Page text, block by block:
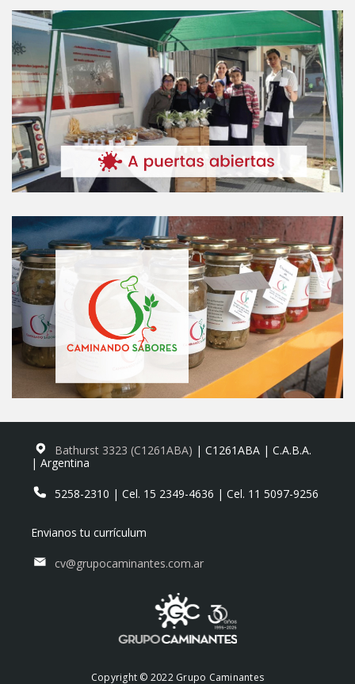
Bathurst 3323 (C1261ABA) | C1261ABA | C.A.B.A.
| Argentina
5258-2310 | Cel. 15 2349-4636 | Cel. 11 5097-9256
Envianos tu currículum
cv@grupocaminantes.com.ar
Copyright © 2022 Grupo Caminantes